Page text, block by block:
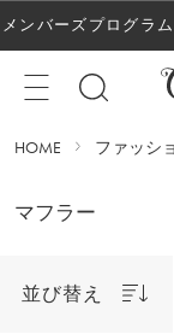
メンバーズプログラ
HOME ファッシ
マフラー
並び替え